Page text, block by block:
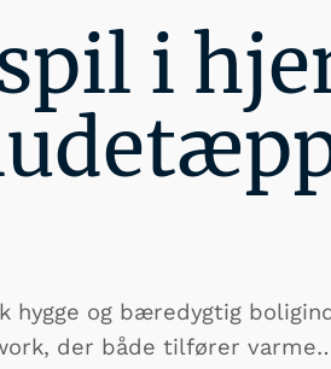
i
og bæredygtig
der både tilfører